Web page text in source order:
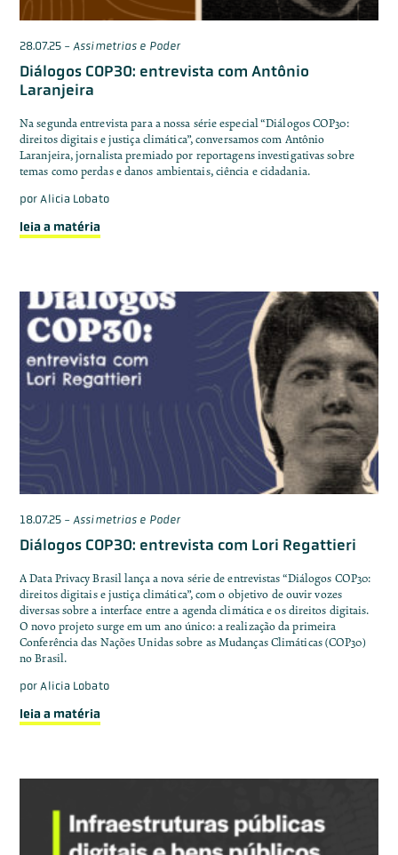
28.07.25- Assimetrias e Poder
Diálogos COP30: entrevista com Antônio
Laranjeira
Na segunda entrevista para a nossa série especial “Diálogos COP30:
direitos digitais e justiça climática”, conversamos com Antônio
Laranjeira, jornalista premiado por reportagens investigativas sobre
temas como perdas e danos ambientais, ciência e cidadania.
por Alicia Lobato
leia a matéria
18.07.25- Assimetrias e Poder
Diálogos COP30: entrevista com Lori Regattieri
A Data Privacy Brasil lança a nova série de entrevistas “Diálogos COP30:
direitos digitais e justiça climática”, com o objetivo de ouvir vozes
diversas sobre a interface entre a agenda climática e os direitos digitais.
O novo projeto surge em um ano único: a realização da primeira
Conferência das Nações Unidas sobre as Mudanças Climáticas (COP30)
no Brasil.
por Alicia Lobato
leia a matéria